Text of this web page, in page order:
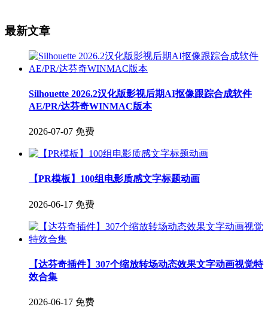
最新文章
Silhouette 2026.2汉化版影视后期AI抠像跟踪合成软件
AE/PR/达芬奇WINMAC版本
2026-07-07 免费
【PR模板】100组电影质感文字标题动画
2026-06-17 免费
【达芬奇插件】307个缩放转场动态效果文字动画视觉特
效合集
2026-06-17 免费